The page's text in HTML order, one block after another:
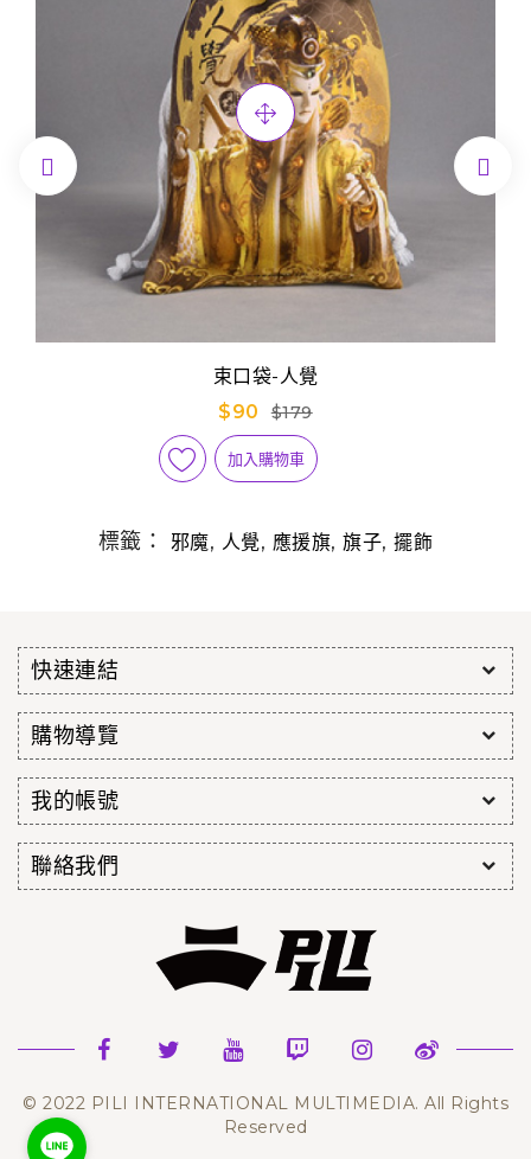
束口袋-人覺
$90
$179
加入購物車
 
標籤： 邪魔, 人覺, 應援旗,旗子,擺飾
快速連結
購物導覽
我的帳號
聯絡我們
© 2022 PILI INTERNATIONAL MULTIMEDIA. All Rights
Reserved